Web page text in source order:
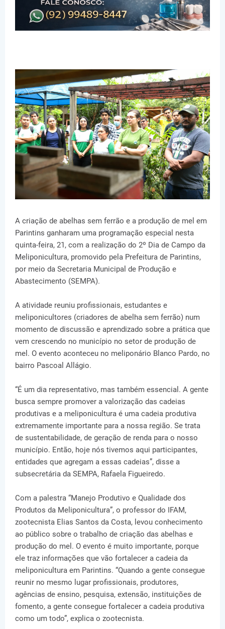
A criação de abelhas sem ferrão e a produção de mel em
Parintins ganharam uma programação especial nesta
quinta-feira, 21, com a realização do 2º Dia de Campo da
Meliponicultura, promovido pela Prefeitura de Parintins,
por meio da Secretaria Municipal de Produção e
Abastecimento (SEMPA).
A atividade reuniu profissionais, estudantes e
meliponicultores (criadores de abelha sem ferrão) num
momento de discussão e aprendizado sobre a prática que
vem crescendo no município no setor de produção de
mel. O evento aconteceu no meliponário Blanco Pardo, no
bairro Pascoal Allágio.
“É um dia representativo, mas também essencial. A gente
busca sempre promover a valorização das cadeias
produtivas e a meliponicultura é uma cadeia produtiva
extremamente importante para a nossa região. Se trata
de sustentabilidade, de geração de renda para o nosso
município. Então, hoje nós tivemos aqui participantes,
entidades que agregam a essas cadeias”, disse a
subsecretária da SEMPA, Rafaela Figueiredo.
Com a palestra “Manejo Produtivo e Qualidade dos
Produtos da Meliponicultura”, o professor do IFAM,
zootecnista Elias Santos da Costa, levou conhecimento
ao público sobre o trabalho de criação das abelhas e
produção do mel. O evento é muito importante, porque
ele traz informações que vão fortalecer a cadeia da
meliponicultura em Parintins. “Quando a gente consegue
reunir no mesmo lugar profissionais, produtores,
agências de ensino, pesquisa, extensão, instituições de
fomento, a gente consegue fortalecer a cadeia produtiva
como um todo”, explica o zootecnista.